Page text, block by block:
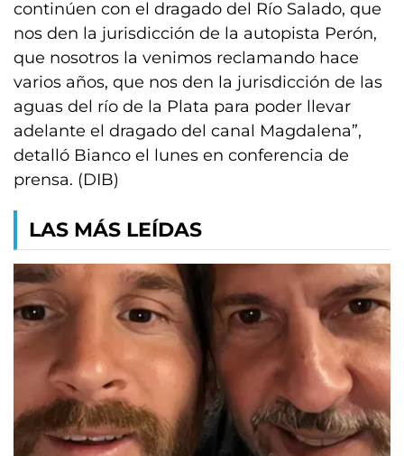
continúen con el dragado del Río Salado, que
nos den la jurisdicción de la autopista Perón,
que nosotros la venimos reclamando hace
varios años, que nos den la jurisdicción de las
aguas del río de la Plata para poder llevar
adelante el dragado del canal Magdalena”,
detalló Bianco el lunes en conferencia de
prensa. (DIB)
LAS MÁS LEÍDAS